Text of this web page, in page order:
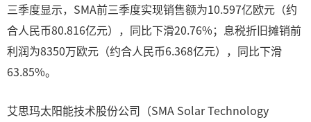
三季度显示，SMA前三季度实现销售额为10.597亿欧元（约
合人民币80.816亿元），同比下滑20.76%；息税折旧摊销前
利润为8350万欧元（约合人民币6.368亿元），同比下滑
63.85%。
艾思玛太阳能技术股份公司（SMA Solar Technology